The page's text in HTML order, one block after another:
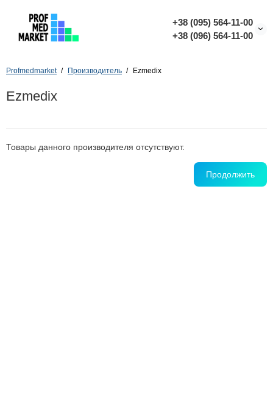
+38 (095) 564-11-00
+38 (096) 564-11-00
Profmedmarket Производитель Ezmedix
Ezmedix
Товары данного производителя отсутствуют.
Продолжить